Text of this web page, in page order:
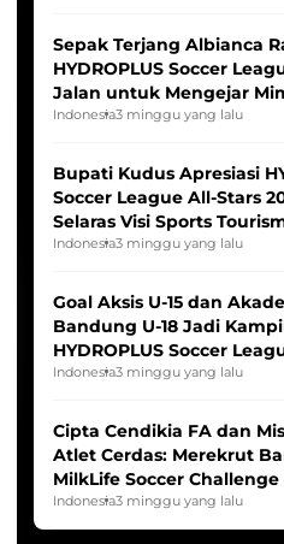
Sepak Terjang Albianca
HYDROPLUS Soccer
Jalan untuk Mengejar
Indonesia Putri
Indonesia3 minggu yang lalu
Bupati Kudus Apresiasi
Soccer League All-Stars
Selaras Visi Sports
Indonesia3 minggu yang lalu
Goal Aksis U-15 dan
Bandung U-18 Jadi
HYDROPLUS Soccer
2025/2026
Indonesia3 minggu yang lalu
Cipta Cendikia FA dan
Atlet Cerdas: Merekrut
MilkLife Soccer
HYDROPLUS Soccer
Indonesia3 minggu yang lalu